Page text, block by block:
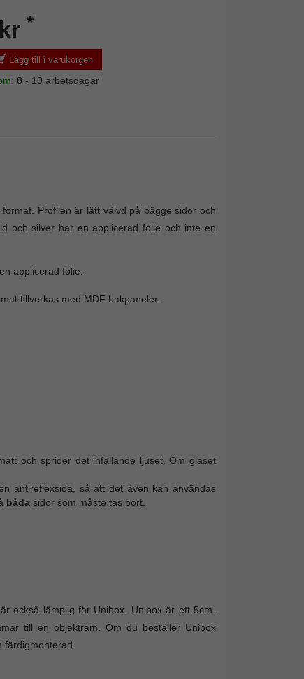
*
Lägg till i varukorgen
8 - 10 arbetsdagar
Profilen är lätt välvd på bägge sidor och
och silver har en applicerad folie och inte en
applicerad folie.
tillverkas med MDF bakpaneler.
och sprider det infallande ljuset. Om glaset
antireflexsida, så att det även kan användas
bådasidor som måste tas bort.
också lämplig för Unibox. Unibox är ett 5cm-
till en objektram. Om du beställer Unibox